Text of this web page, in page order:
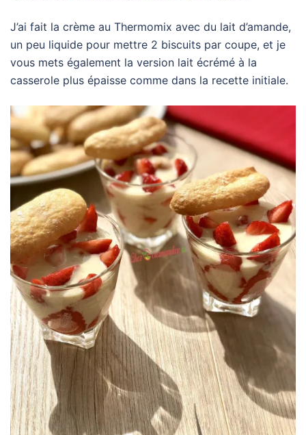
J’ai fait la crème au Thermomix avec du lait d’amande,
un peu liquide pour mettre 2 biscuits par coupe, et je
vous mets également la version lait écrémé à la
casserole plus épaisse comme dans la recette initiale.